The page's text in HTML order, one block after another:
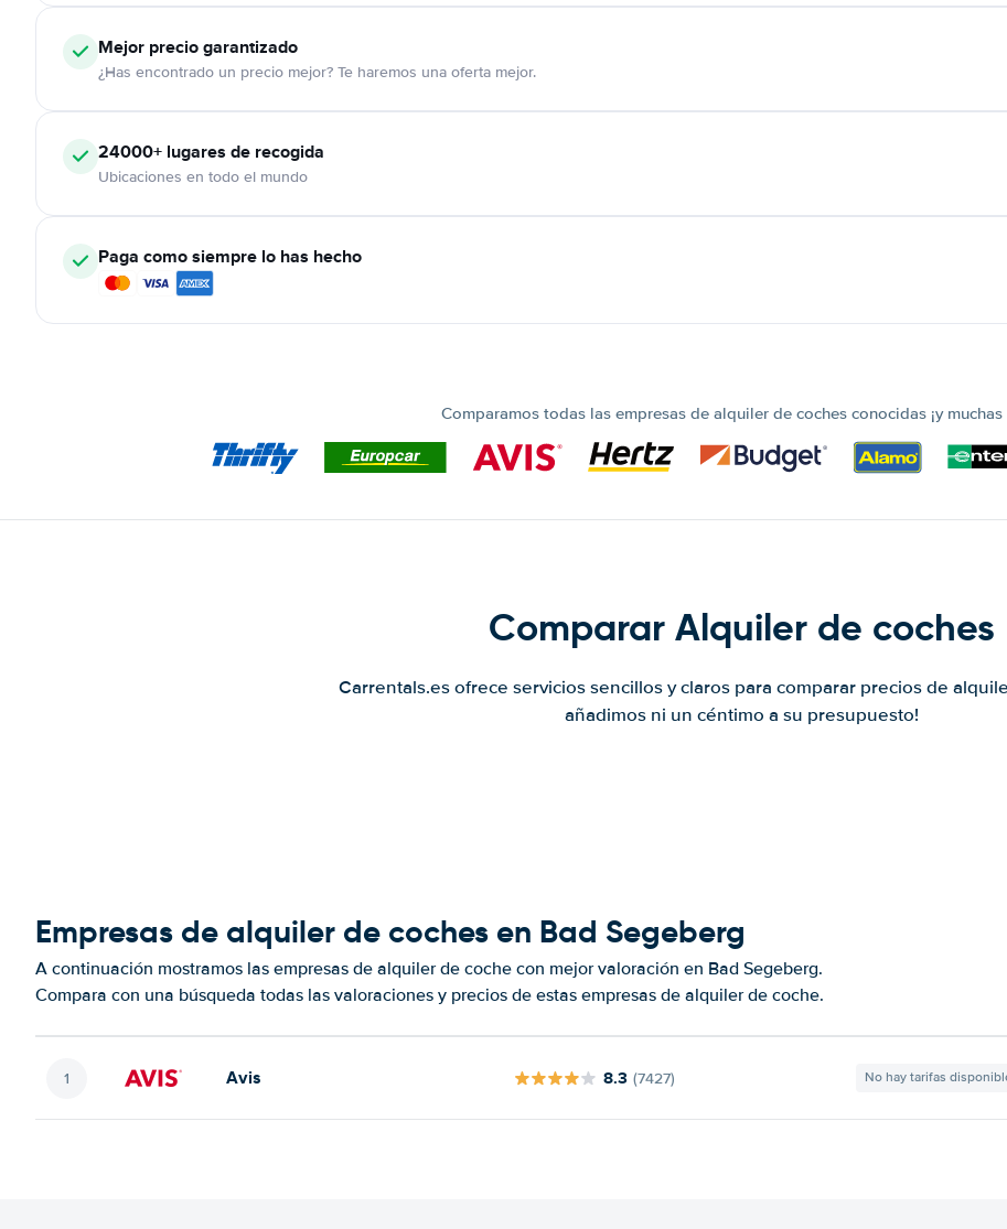
Mejor precio garantizado
¿Has encontrado un precio mejor? Te haremos una oferta mejor.
24000+ lugares de recogida
Ubicaciones en todo el mundo
Paga como siempre lo has hecho
Comparamos todas las empresas de alquiler de coches conocidas ¡y muchas
Comparar Alquiler de coches
Carrentals.es ofrece servicios sencillos y claros para comparar precios de
añadimos ni un céntimo a su presupuesto!
Empresas de alquiler de coches en Bad Segeberg
A continuación mostramos las empresas de alquiler de coche con mejor valoración en Bad Segeberg.
Compara con una búsqueda todas las valoraciones y precios de estas empresas de alquiler de coche.
Avis 8.3 (7427) No hay tarifas